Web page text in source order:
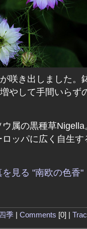
やして手間いらず
属の黒種草Nigella
ッパに広く自生す
見る "南欧の色香"
季| Comments [0] |